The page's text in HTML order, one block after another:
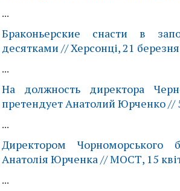
...
Браконьерские снасти в
десятками // Херсонці, 21
...
На должность директора
претендует Анатолий Юрченко //
...
Директором Чорноморського
Анатолія Юрченка // МОСТ, 15
...